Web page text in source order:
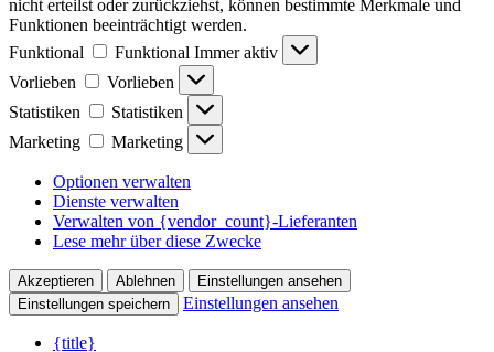
nicht erteilst oder zurückziehst, können bestimmte Merkmale und
Funktionen beeinträchtigt werden.
Funktional
Funktional Immer aktiv
Vorlieben
Vorlieben
Statistiken
Statistiken
Marketing
Marketing
Optionen verwalten
Dienste verwalten
Verwalten von {vendor_count}-Lieferanten
Lese mehr über diese Zwecke
Akzeptieren Ablehnen
Einstellungen ansehen
Einstellungen speichern
Einstellungen ansehen
{title}